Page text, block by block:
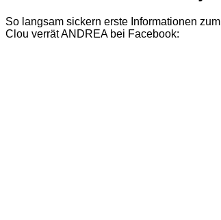
So langsam sickern erste Informationen
Clou verrät ANDREA bei Facebook: